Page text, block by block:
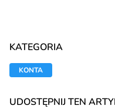
KATEGORIA
KONTA
UDOSTĘPNIJ TEN